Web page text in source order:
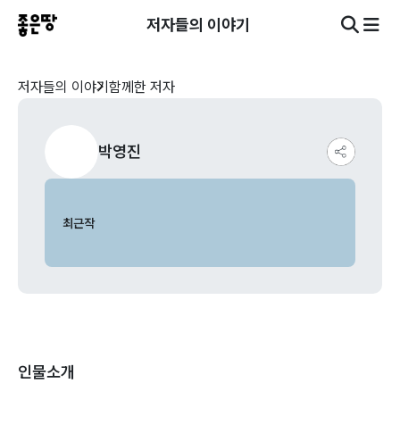
저자들의 이야기
저자들의 이야기 함께한 저자
박영진
최근작
인물소개